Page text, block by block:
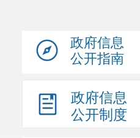
政府信息
公开指南
政府信息
公开制度